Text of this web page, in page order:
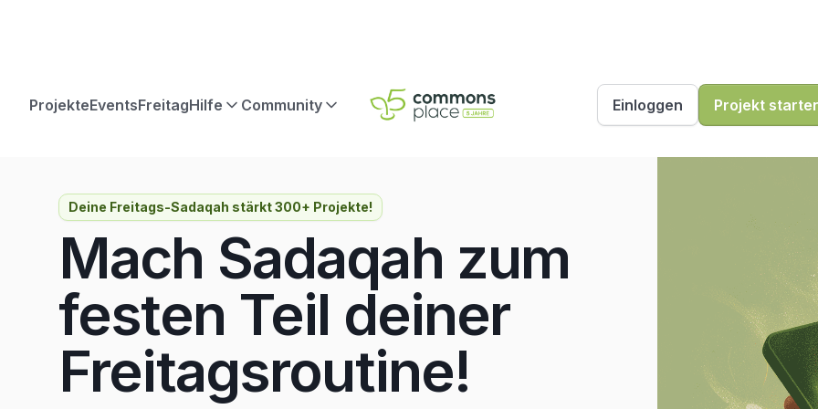
ProjekteEventsFreitagHilfe Community Einloggen Projekt
Deine Freitags-Sadaqah stärkt 300+ Projekte!
Mach Sadaqah zum
festen Teil deiner
Freitagsroutine!